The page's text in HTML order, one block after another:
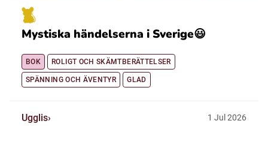
Mystiska händelserna i Sverige😃
BOK ROLIGT OCH SKÄMTBERÄTTELSER
SPÄNNING OCH ÄVENTYR GLAD
Ugglis 1 Jul 2026